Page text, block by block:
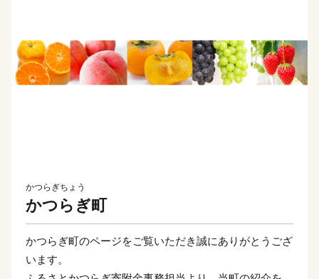
かつらぎちょう
かつらぎ町
かつらぎ町のページをご覧いただき誠にありがとうござ
います。